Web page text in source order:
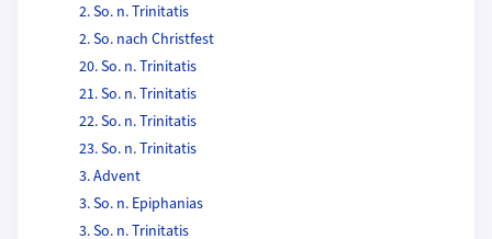
2. So. n. Trinitatis
2. So. nach Christfest
20. So. n. Trinitatis
21. So. n. Trinitatis
22. So. n. Trinitatis
23. So. n. Trinitatis
3. Advent
3. So. n. Epiphanias
3. So. n. Trinitatis